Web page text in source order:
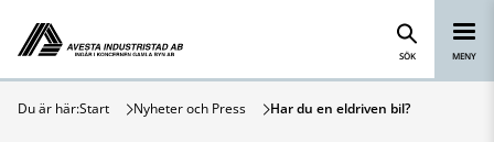
Hoppa till innehåll
Avesta Industristad
SÖK MENY
Du är här:Start Nyheter och Press Har du en eldriven bil?